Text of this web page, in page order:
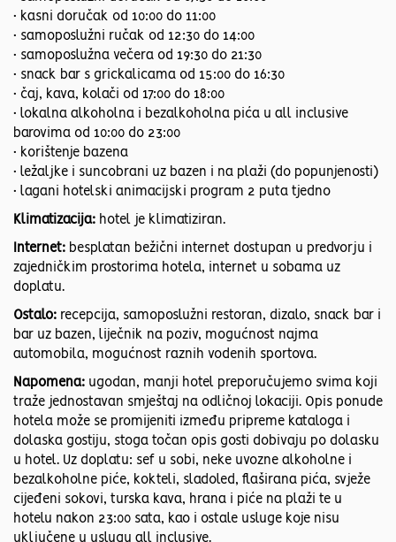
• kasni doručak od 10:00 do 11:00
• samoposlužni ručak od 12:30 do 14:00
• samoposlužna večera od 19:30 do 21:30
• snack bar s grickalicama od 15:00 do 16:30
• čaj, kava, kolači od 17:00 do 18:00
• lokalna alkoholna i bezalkoholna pića u all inclusive
barovima od 10:00 do 23:00
• korištenje bazena
• ležaljke i suncobrani uz bazen i na plaži (do popunjenosti)
• lagani hotelski animacijski program 2 puta tjedno
Klimatizacija: hotel je klimatiziran.
Internet: besplatan bežični internet dostupan u predvorju i
zajedničkim prostorima hotela, internet u sobama uz
doplatu.
Ostalo: recepcija, samoposlužni restoran, dizalo, snack bar i
bar uz bazen, liječnik na poziv, mogućnost najma
automobila, mogućnost raznih vodenih sportova.
Napomena: ugodan, manji hotel preporučujemo svima koji
traže jednostavan smještaj na odličnoj lokaciji. Opis ponude
hotela može se promijeniti između pripreme kataloga i
dolaska gostiju, stoga točan opis gosti dobivaju po dolasku
u hotel. Uz doplatu: sef u sobi, neke uvozne alkoholne i
bezalkoholne piće, kokteli, sladoled, flaširana pića, svježe
cijeđeni sokovi, turska kava, hrana i piće na plaži te u
hotelu nakon 23:00 sata, kao i ostale usluge koje nisu
uključene u uslugu all inclusive.